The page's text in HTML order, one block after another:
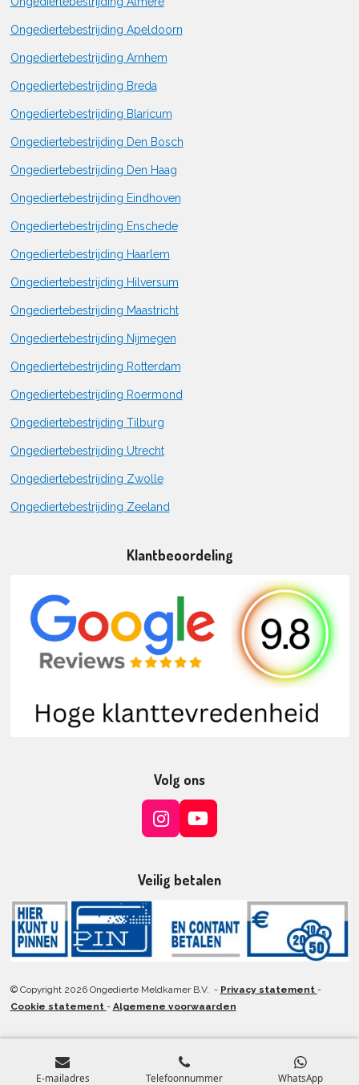
Ongediertebestrijding Apeldoorn
Ongediertebestrijding Arnhem
Ongediertebestrijding Breda
Ongediertebestrijding Blaricum
Ongediertebestrijding Den Bosch
Ongediertebestrijding Den Haag
Ongediertebestrijding Eindhoven
Ongediertebestrijding Enschede
Ongediertebestrijding Haarlem
Ongediertebestrijding Hilversum
Ongediertebestrijding Maastricht
Ongediertebestrijding Nijmegen
Ongediertebestrijding Rotterdam
Ongediertebestrijding Roermond
Ongediertebestrijding Tilburg
Ongediertebestrijding Utrecht
Ongediertebestrijding Zwolle
Ongediertebestrijding Zeeland
Klantbeoordeling
Volg ons
I
t
Y
T
e
Veilig betalen
© Copyright 2026 Ongedierte Meldkamer B.V. - Privacy statement -
Cookie statement - Algemene voorwaarden
E-mailadres Telefoonnummer WhatsApp